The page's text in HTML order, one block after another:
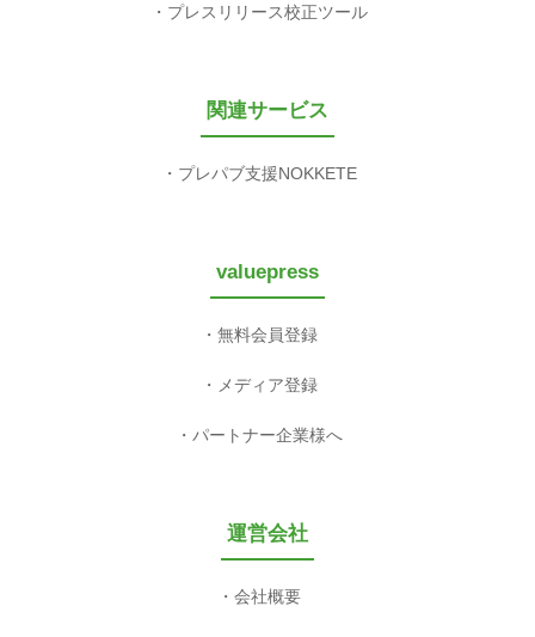
プレスリリース校正ツール
関連サービス
プレパブ支援NOKKETE
valuepress
無料会員登録
メディア登録
パートナー企業様へ
運営会社
会社概要